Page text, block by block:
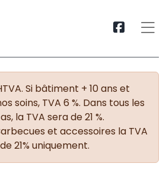
Si bâtiment + 10 ans et
soins, TVA 6 %. Dans tous les
la TVA sera de 21 %.
et accessoires la TVA
21% uniquement.